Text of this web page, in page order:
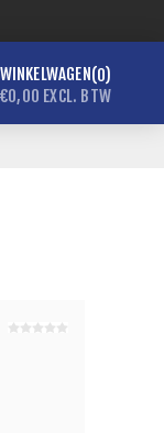
WINKELWAGEN 0
€0,00 EXCL. BTW